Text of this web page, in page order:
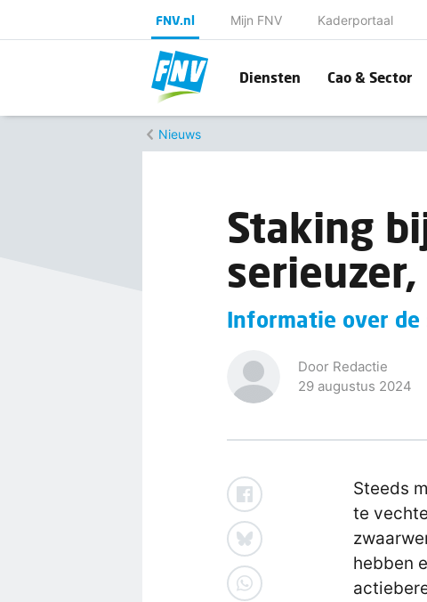
FNV.nl Mijn FNV Kaderportaal
Diensten Cao & Sector
Nieuws
Staking
Informatie over de
Door Redactie
29 augustus 2024
Steeds
te
hebben